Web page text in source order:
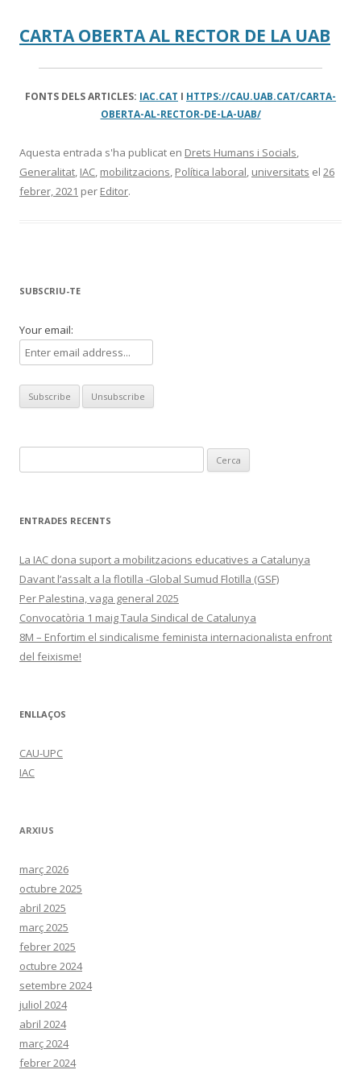
CARTA OBERTA AL RECTOR DE LA UAB
FONTS DELS ARTICLES: IAC.CAT I HTTPS://CAU.UAB.CAT/CARTA-
OBERTA-AL-RECTOR-DE-LA-UAB/
Aquesta entrada s'ha publicat en Drets Humans i Socials
Generalitat IAC mobilitzacions Política laboral universitats el 26
febrer, 2021 per Editor.
SUBSCRIU-TE
Your email:
ENTRADES RECENTS
La IAC dona suport a mobilitzacions educatives a Catalunya
Davant l’assalt a la flotilla -Global Sumud Flotilla (GSF)
Per Palestina, vaga general 2025
Convocatòria 1 maig Taula Sindical de Catalunya
8M – Enfortim el sindicalisme feminista internacionalista enfront
del feixisme!
ENLLAÇOS
CAU-UPC
IAC
ARXIUS
març 2026
octubre 2025
abril 2025
març 2025
febrer 2025
octubre 2024
setembre 2024
juliol 2024
abril 2024
març 2024
febrer 2024